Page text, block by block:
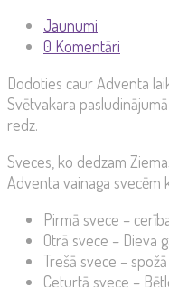
Jaunumi
0 Komentāri
Dodoties caur Adventa
Svētvakara
redz.
Sveces, ko dedzam
Adventa vainaga svecēm
Pirmā svece –
Otrā svece – Dieva
Trešā svece –
Ceturtā svece –